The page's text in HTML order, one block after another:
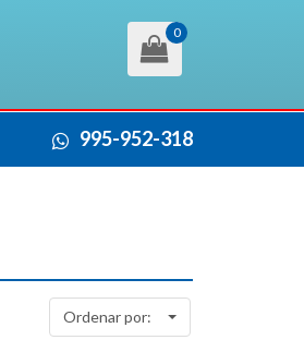
0
995-952-318
Ordenar por: